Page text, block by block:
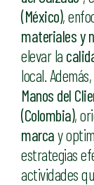
(México),
materiales y
elevar la
local.
Manos del
(Colombia),
marcay
estrategias
actividades